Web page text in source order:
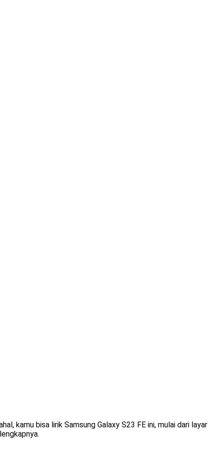
kamu bisa lirik Samsung Galaxy S23 FE ini, mulai dari layar